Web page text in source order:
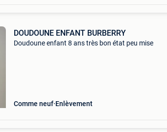
DOUDOUNE ENFANT BURBERRY
Doudoune enfant 8 ans très bon état peu mise
Comme neuf Enlèvement